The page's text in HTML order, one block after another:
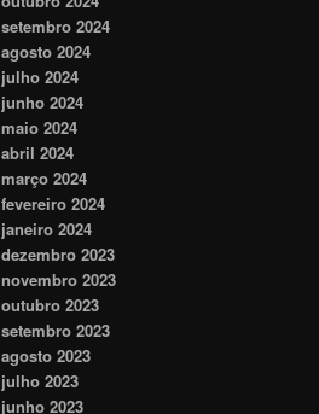
setembro 2024
agosto 2024
julho 2024
junho 2024
maio 2024
abril 2024
março 2024
fevereiro 2024
janeiro 2024
dezembro 2023
novembro 2023
outubro 2023
setembro 2023
agosto 2023
julho 2023
junho 2023